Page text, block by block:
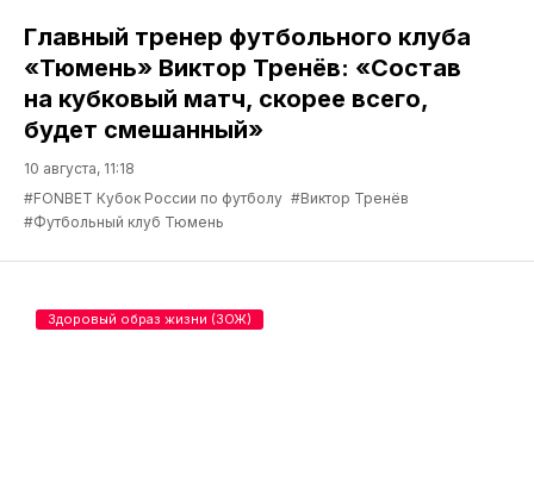
Главный тренер футбольного клуба
«Тюмень» Виктор Тренёв: «Состав
на кубковый матч, скорее всего,
будет смешанный»
10 августа, 11:18
#FONBET Кубок России по футболу #Виктор Тренёв
#Футбольный клуб Тюмень
Здоровый образ жизни (ЗОЖ)